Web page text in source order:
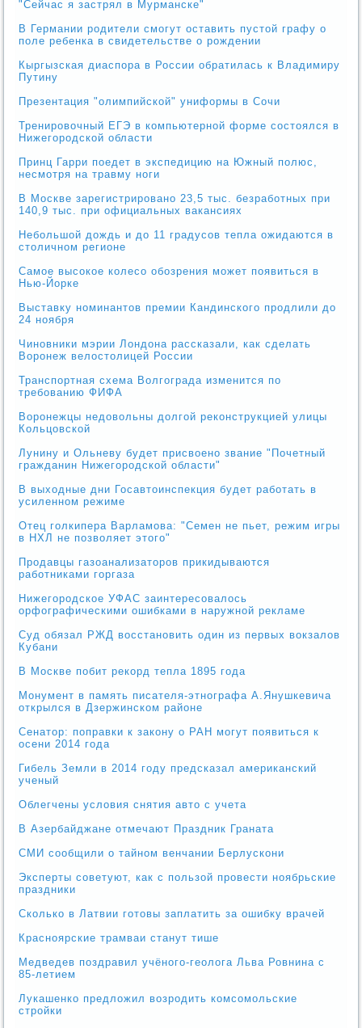
"Сейчас я застрял в Мурманске"
В Германии родители смогут оставить пустой графу о
поле ребенка в свидетельстве о рождении
Кыргызская диаспора в России обратилась к Владимиру
Путину
Презентация "олимпийской" униформы в Сочи
Тренировочный ЕГЭ в компьютерной форме состоялся в
Нижегородской области
Принц Гарри поедет в экспедицию на Южный полюс,
несмотря на травму ноги
В Москве зарегистрировано 23,5 тыс. безработных при
140,9 тыс. при официальных вакансиях
Небольшой дождь и до 11 градусов тепла ожидаются в
столичном регионе
Самое высокое колесо обозрения может появиться в
Нью-Йорке
Выставку номинантов премии Кандинского продлили до
24 ноября
Чиновники мэрии Лондона рассказали, как сделать
Воронеж велостолицей России
Транспортная схема Волгограда изменится по
требованию ФИФА
Воронежцы недовольны долгой реконструкцией улицы
Кольцовской
Лунину и Ольневу будет присвоено звание "Почетный
гражданин Нижегородской области"
В выходные дни Госавтоинспекция будет работать в
усиленном режиме
Отец голкипера Варламова: "Семен не пьет, режим игры
в НХЛ не позволяет этого"
Продавцы газоанализаторов прикидываются
работниками горгаза
Нижегородское УФАС заинтересовалось
орфографическими ошибками в наружной рекламе
Суд обязал РЖД восстановить один из первых вокзалов
Кубани
В Москве побит рекорд тепла 1895 года
Монумент в память писателя-этнографа А.Янушкевича
открылся в Дзержинском районе
Сенатор: поправки к закону о РАН могут появиться к
осени 2014 года
Гибель Земли в 2014 году предсказал американский
ученый
Облегчены условия снятия авто с учета
В Азербайджане отмечают Праздник Граната
СМИ сообщили о тайном венчании Берлускони
Эксперты советуют, как с пользой провести ноябрьские
праздники
Сколько в Латвии готовы заплатить за ошибку врачей
Красноярские трамваи станут тише
Медведев поздравил учёного-геолога Льва Ровнина с
85-летием
Лукашенко предложил возродить комсомольские
стройки